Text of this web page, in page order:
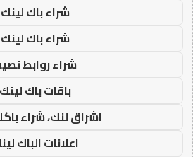
شراء باك لينك
شراء باك لينك
شراء روابط
باقات باك لينك
اشراق لنك، شراء
اعلانات الباك